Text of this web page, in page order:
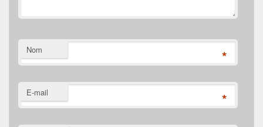
Nom *
E-mail *